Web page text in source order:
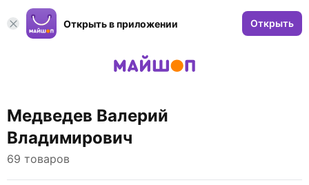
Открыть в приложении Открыть
Медведев Валерий
Владимирович
69 товаров